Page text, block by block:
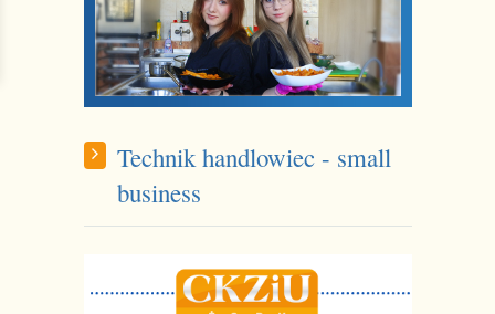
Technik handlowiec - small
business